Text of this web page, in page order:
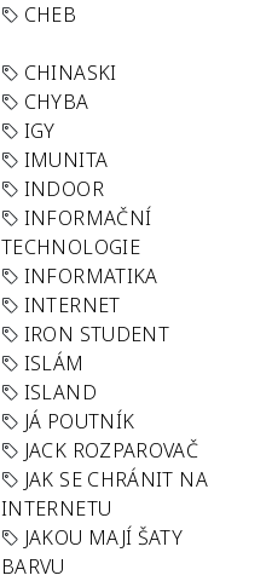
CHEB
CHINASKI
CHYBA
IGY
IMUNITA
INDOOR
INFORMAČNÍ
TECHNOLOGIE
INFORMATIKA
INTERNET
IRON STUDENT
ISLÁM
ISLAND
JÁ POUTNÍK
JACK ROZPAROVAČ
JAK SE CHRÁNIT NA
INTERNETU
JAKOU MAJÍ ŠATY
BARVU